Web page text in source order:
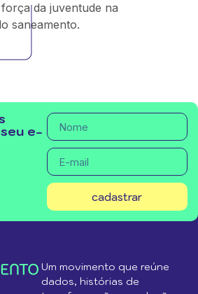
da juventude na
saneamento.
e-
cadastrar
Um movimento que reúne
dados, histórias de